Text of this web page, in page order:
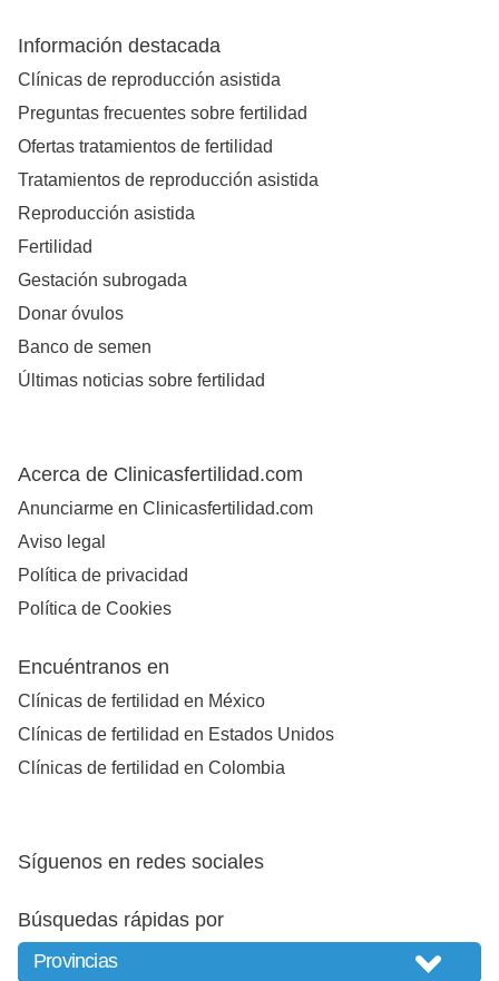
Información destacada
Clínicas de reproducción asistida
Preguntas frecuentes sobre fertilidad
Ofertas tratamientos de fertilidad
Tratamientos de reproducción asistida
Reproducción asistida
Fertilidad
Gestación subrogada
Donar óvulos
Banco de semen
Últimas noticias sobre fertilidad
Acerca de Clinicasfertilidad.com
Anunciarme en Clinicasfertilidad.com
Aviso legal
Política de privacidad
Política de Cookies
Encuéntranos en
Clínicas de fertilidad en México
Clínicas de fertilidad en Estados Unidos
Clínicas de fertilidad en Colombia
Síguenos en redes sociales
Búsquedas rápidas por